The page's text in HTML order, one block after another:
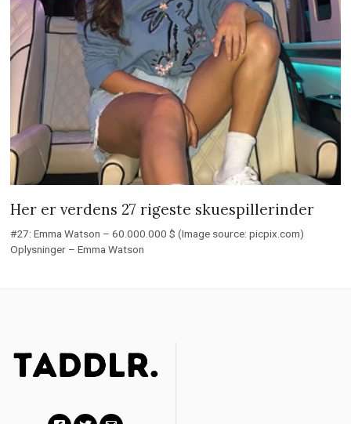
Her er verdens 27 rigeste skuespillerinder
#27: Emma Watson – 60.000.000 $ (Image source: picpix.com)
Oplysninger – Emma Watson